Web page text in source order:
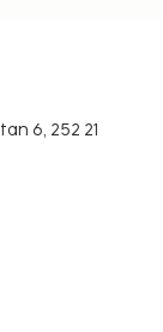
6, 252 21